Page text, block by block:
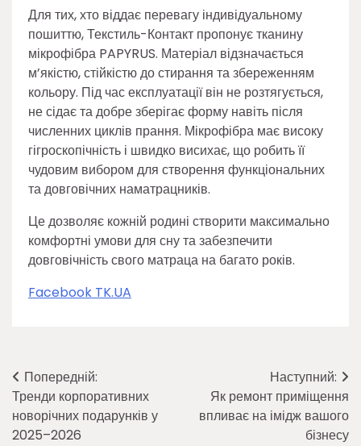
Для тих, хто віддає перевагу індивідуальному
пошиттю, Текстиль-Контакт пропонує тканину
мікрофібра PAPYRUS. Матеріал відзначається
м’якістю, стійкістю до стирання та збереженням
кольору. Під час експлуатації він не розтягується,
не сідає та добре зберігає форму навіть після
численних циклів прання. Мікрофібра має високу
гігроскопічність і швидко висихає, що робить її
чудовим вибором для створення функціональних
та довговічних наматрацників.
Це дозволяє кожній родині створити максимально
комфортні умови для сну та забезпечити
довговічність свого матраца на багато років.
Facebook TK.UA
Навігація
записів
Попередній:
Тренди корпоративних
новорічних подарунків у
2025–2026
Наступний:
Як ремонт приміщення
впливає на імідж вашого
бізнесу